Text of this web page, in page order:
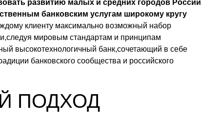
развитию малых и средних городов России
банковским услугам широкому кругу
клиенту максимально возможный набор
мировым стандартам и принципам
высокотехнологичный банк,сочетающий в себе
банковского сообщества и российского
ПОДХОД